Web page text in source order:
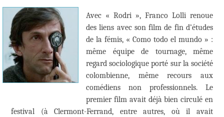
Avec « Rodri », Franco Lolli renoue
des liens avec son film de fin d’études
de la fémis, « Como todo el mundo » :
même équipe de tournage, même
regard sociologique porté sur la société
colombienne, même recours aux
comédiens non professionnels. Le
premier film avait déjà bien circulé en
festival (à Clermont-Ferrand, entre autres, où il avait